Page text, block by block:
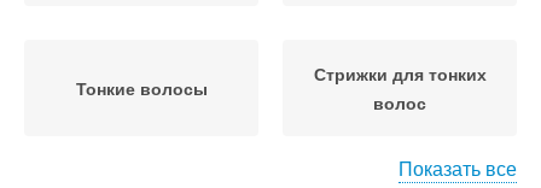
Тонкие волосы
Стрижки для тонких
волос
Показать все